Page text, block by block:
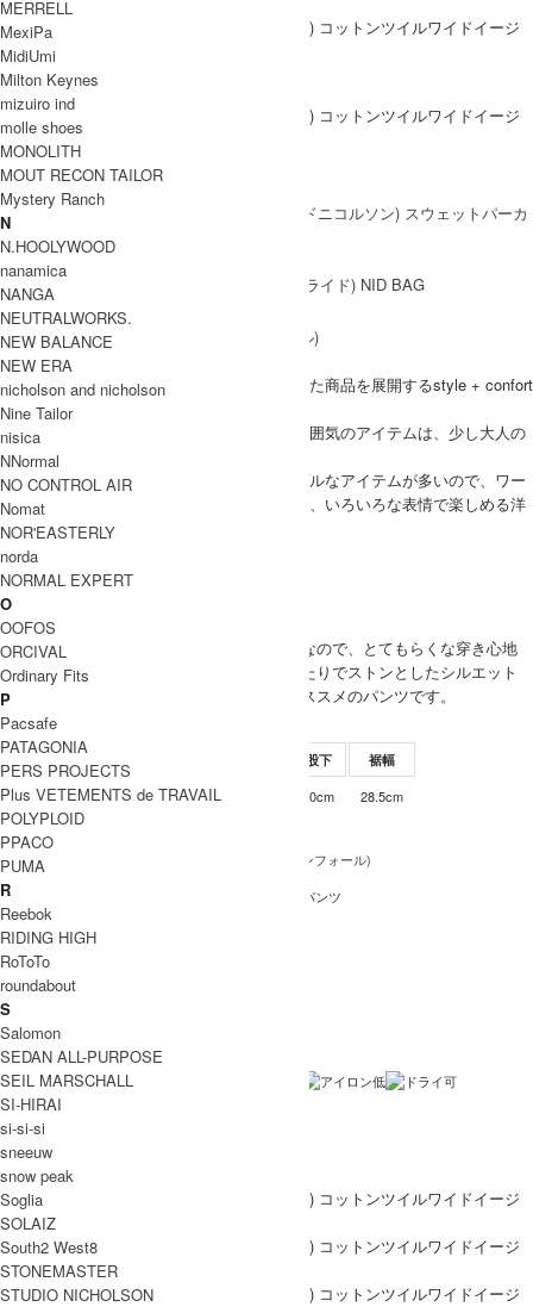
DETAIL
Coordinate Item
ブランド紹介
style + confort
シンプル、ナチュラルで天然素材にこだわった商品を展開するstyle + confort
(スティール エ コンフォール)
甘くなり過ぎないヨーロピアンで、上品な雰囲気のアイテムは、少し大人の
女性にぴったり。
コーディネートに幅を持たせやすい、シンプルなアイテムが多いので、ワー
ドローブに一枚あると主役に、引き立て役に、いろいろな表情で楽しめる洋
服です。
style + confort 取り扱い商品
MODEL
WOMEN
(VOICE) ウエストがゴムなので、とてもらくな穿き心地
です。ヒップ周りもゆったりでストンとしたシルエット
なので体型カバーにもオススメのパンツです。
SIZE
股下 裾幅
2 68-78 35.5cm 60cm 28.5cm
INFORMATION
ブランド名 style + confort (スティールエコンフォール)
コットンツイルワイドイージーパンツ
型番
カラー
生産国
洗濯表記
備考
MERRELL
MexiPa
MidiUmi
Milton Keynes
mizuiro ind
molle shoes
MONOLITH
MOUT RECON TAILOR
Mystery Ranch
N
N.HOOLYWOOD
nanamica
NANGA
NEUTRALWORKS.
NEW BALANCE
NEW ERA
nicholson and nicholson
Nine Tailor
nisica
NNormal
NO CONTROL AIR
Nomat
NOR'EASTERLY
norda
NORMAL EXPERT
O
OOFOS
ORCIVAL
Ordinary Fits
P
Pacsafe
PATAGONIA
PERS PROJECTS
Plus VETEMENTS de TRAVAIL
POLYPLOID
PPACO
PUMA
R
Reebok
RIDING HIGH
RoToTo
roundabout
S
Salomon
SEDAN ALL-PURPOSE
SEIL MARSCHALL
SI-HIRAI
si-si-si
sneeuw
snow peak
Soglia
SOLAIZ
South2 West8
STONEMASTER
STUDIO NICHOLSON